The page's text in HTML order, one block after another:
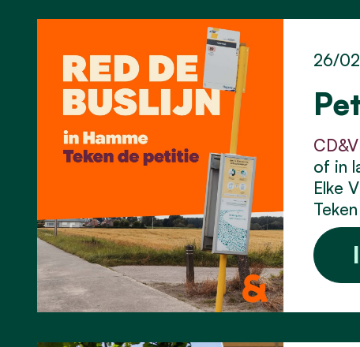
26/
of in
Elke